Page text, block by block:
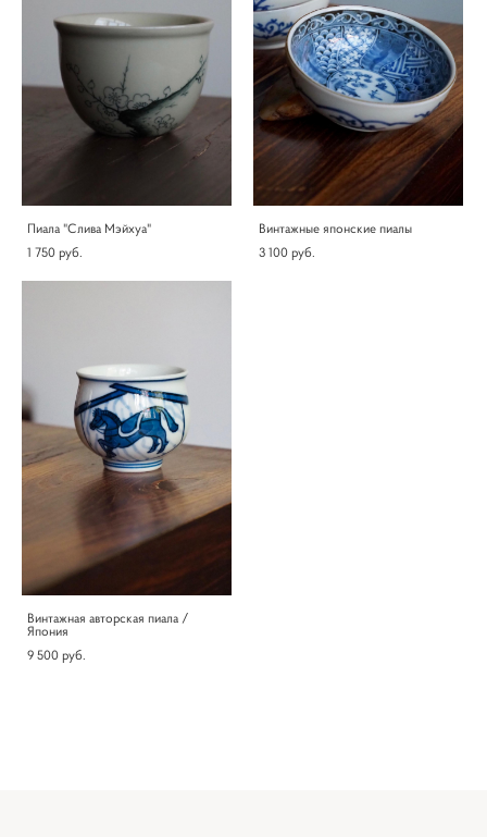
Пиала "Слива Мэйхуа"
1 750 pуб.
Винтажные японские пиалы
3 100 pуб.
Винтажная авторская пиала /
Япония
9 500 pуб.